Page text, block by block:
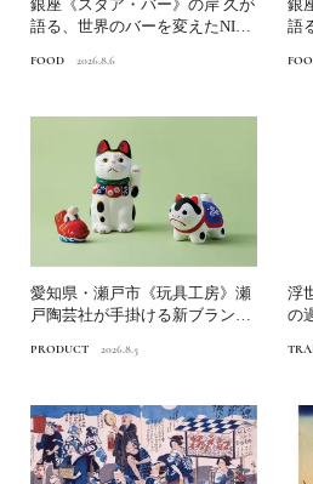
銀座《スタア・バー》の岸 久が
語る、世界のバーを変えたNINJ
FOOD 2026.8.6
銀
語
愛知県・瀬戸市《玩具工房》瀬
戸陶芸社が手掛ける新ブランド
PRODUCT 2026.8.5
浮
の